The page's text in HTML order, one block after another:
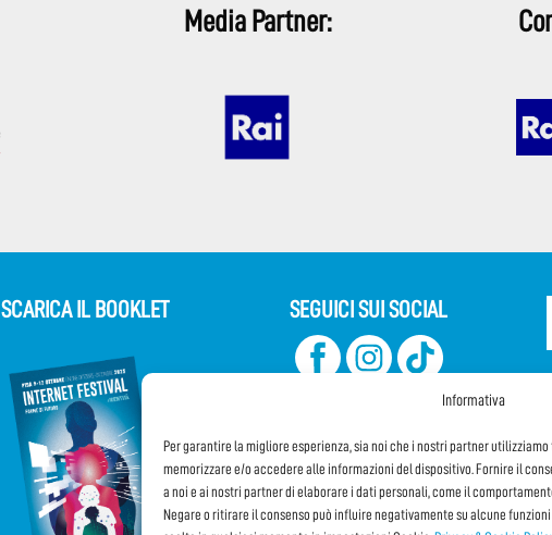
Informativa
Per garantire la migliore esperienza, sia noi che i nostri partner
memorizzare e/o accedere alle informazioni del dispositivo. Fornire il
a noi e ai nostri partner di elaborare i dati personali, come il
Negare o ritirare il consenso può influire negativamente su alcune
Media Partner:
SCARICA IL BOOKLET SEGUICI SUI SOCIAL